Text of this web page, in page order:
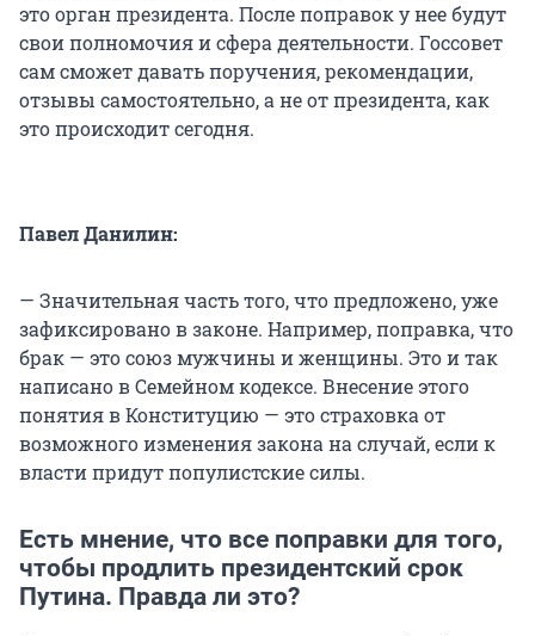
это орган президента. После поправок у нее будут
свои полномочия и сфера деятельности. Госсовет
сам сможет давать поручения, рекомендации,
отзывы самостоятельно, а не от президента, как
это происходит сегодня.
Павел Данилин:
— Значительная часть того, что предложено, уже
зафиксировано в законе. Например, поправка, что
брак — это союз мужчины и женщины. Это и так
написано в Семейном кодексе. Внесение этого
понятия в Конституцию — это страховка от
возможного изменения закона на случай, если к
власти придут популистские силы.
Есть мнение, что все поправки для того,
чтобы продлить президентский срок
Путина. Правда ли это?